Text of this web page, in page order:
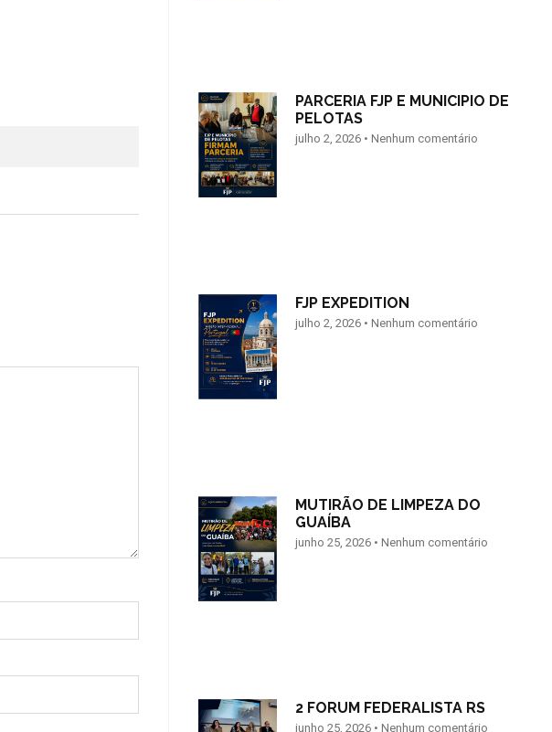
PARCERIA FJP E MUNICIPIO DE
PELOTAS
julho 2, 2026 Nenhum comentário
FJP EXPEDITION
julho 2, 2026 Nenhum comentário
MUTIRÃO DE LIMPEZA DO
GUAÍBA
junho 25, 2026 Nenhum comentário
2 FORUM FEDERALISTA RS
junho 25, 2026 Nenhum comentário